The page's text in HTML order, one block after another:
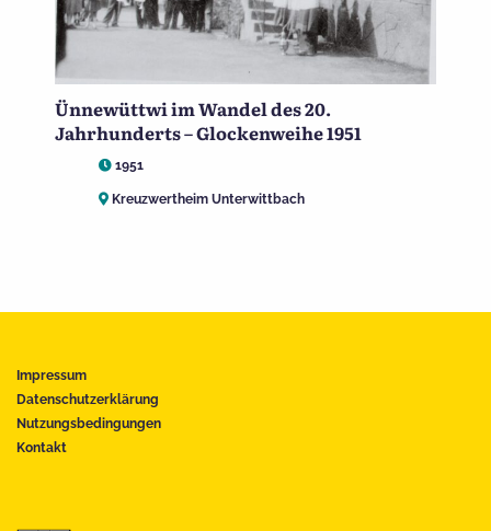
Ünnewüttwi im Wandel des 20.
Jahrhunderts – Glockenweihe 1951
1951
Kreuzwertheim Unterwittbach
Impressum
Datenschutzerklärung
Nutzungsbedingungen
Kontakt